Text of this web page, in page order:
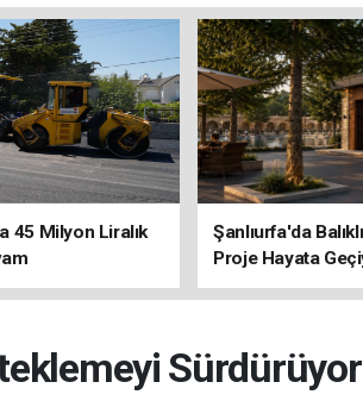
45 Milyon Liralık
Şanlıurfa'da
Proje Hayata
Sürdürüyor